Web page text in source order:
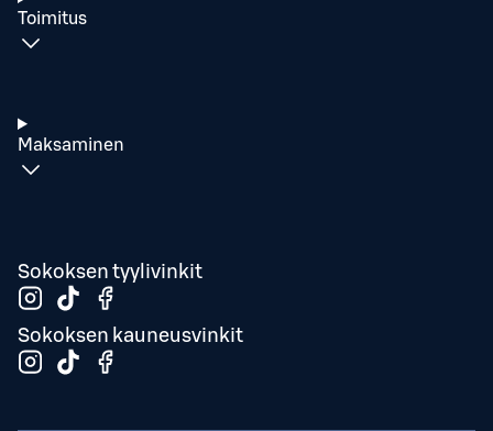
Toimitus
Maksaminen
Sokoksen tyylivinkit
Sokoksen kauneusvinkit